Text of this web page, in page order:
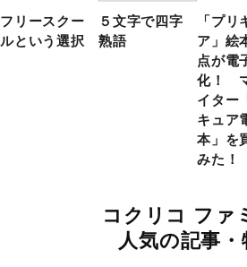
フリースクー
ルという選択
５文字で四字
熟語
「プリ
ア」絵
点が電
化！
イター
キュア
本」を
みた！
コクリコ ファ
人気の記事